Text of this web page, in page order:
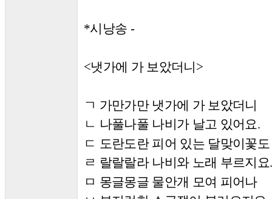
*시낭송 -
<냇가에 가 보았더니>
ㄱ 가만가만 냇가에 가 보았더니
ㄴ 나풀나풀 나비가 날고 있어요.
ㄷ 도란도란 피어 있는 달맞이꽃도
ㄹ 랄랄랄라 나비와 노래 부르지요.
ㅁ 몽글몽글 물안개 모여 피어나